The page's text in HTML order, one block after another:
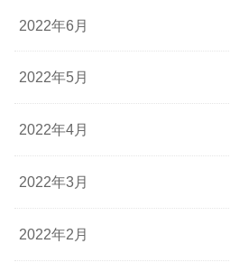
2022年6月
2022年5月
2022年4月
2022年3月
2022年2月